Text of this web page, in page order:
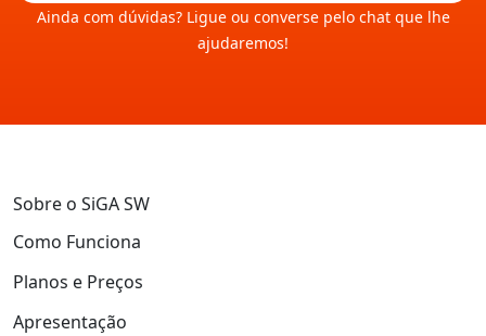
Ainda com dúvidas? Ligue ou converse pelo chat que lhe
ajudaremos!
Sobre o SiGA SW
Como Funciona
Planos e Preços
Apresentação